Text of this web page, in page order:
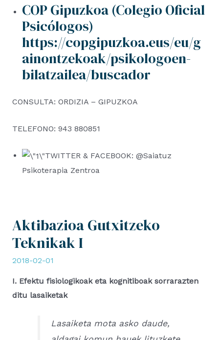
COP Gipuzkoa (Colegio Oficial
Psicólogos)
https://copgipuzkoa.eus/eu/g
ainontzekoak/psikologoen-
bilatzailea/buscador
CONSULTA: ORDIZIA – GIPUZKOA
TELEFONO: 943 880851
TWITTER & FACEBOOK: @Saiatuz
Psikoterapia Zentroa
Aktibazioa Gutxitzeko
Teknikak I
2018-02-01
I. Efektu fisiologikoak eta kognitiboak sorrarazten
ditu lasaiketak
Lasaiketa mota asko daude,